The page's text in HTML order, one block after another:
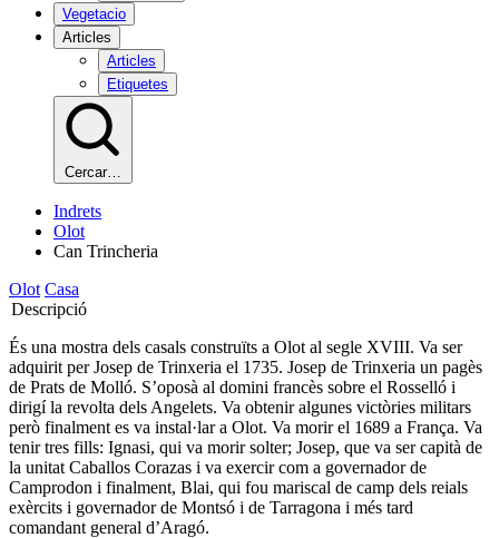
Vegetacio
Articles
Articles
Etiquetes
Cercar…
Indrets
Olot
Can Trincheria
Olot Casa
Descripció
És una mostra dels casals construïts a Olot al segle XVIII. Va ser
adquirit per Josep de Trinxeria el 1735. Josep de Trinxeria un pagès
de Prats de Molló. S’oposà al domini francès sobre el Rosselló i
dirigí la revolta dels Angelets. Va obtenir algunes victòries militars
però finalment es va instal·lar a Olot. Va morir el 1689 a França. Va
tenir tres fills: Ignasi, qui va morir solter; Josep, que va ser capità de
la unitat Caballos Corazas i va exercir com a governador de
Camprodon i finalment, Blai, qui fou mariscal de camp dels reials
exèrcits i governador de Montsó i de Tarragona i més tard
comandant general d’Aragó.